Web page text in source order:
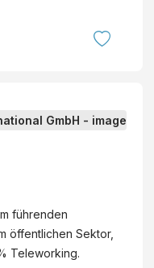
führenden
öffentlichen Sektor,
Teleworking.